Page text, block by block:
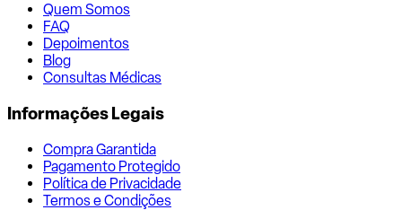
Quem Somos
FAQ
Depoimentos
Blog
Consultas Médicas
Informações Legais
Compra Garantida
Pagamento Protegido
Política de Privacidade
Termos e Condições